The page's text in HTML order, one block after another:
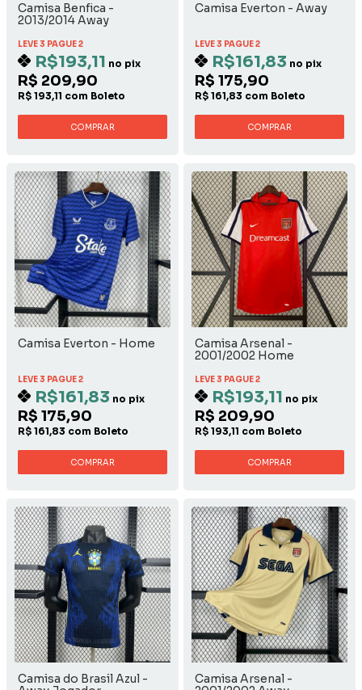
Camisa Benfica -
2013/2014 Away
LEVE 3 PAGUE 2
R$193,11 no pix
R$ 209,90
R$ 193,11 com Boleto
COMPRAR
Camisa Everton - Away
LEVE 3 PAGUE 2
R$161,83 no pix
R$ 175,90
R$ 161,83 com Boleto
COMPRAR
Camisa Everton - Home
LEVE 3 PAGUE 2
R$161,83 no pix
R$ 175,90
R$ 161,83 com Boleto
COMPRAR
Camisa Arsenal -
2001/2002 Home
LEVE 3 PAGUE 2
R$193,11 no pix
R$ 209,90
R$ 193,11 com Boleto
COMPRAR
Camisa do Brasil Azul -
Camisa Arsenal -